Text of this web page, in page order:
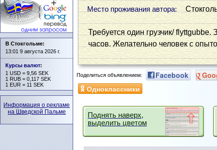
Место проживания автора:
Требуется один грузчик/
часов. Желательно человек с
Поделиться объявлением: Facebook
Одноклассники
Поднять наверх,
выделить цветом
В Стокгольме:
13:01 9 августа 2026 г.
Курсы валют:
1 USD = 9,56 SEK
1 RUB = 0,117 SEK
1 EUR = 11 SEK
Информация о рекламе
на Шведской Пальме